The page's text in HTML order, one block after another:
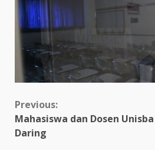
Previous:
Mahasiswa dan Dosen
Daring